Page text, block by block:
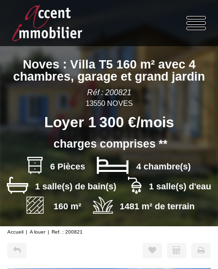
Noves : Villa T5 160 m² avec 4
chambres, garage et grand jardin
Réf : 200821
13550 NOVES
Loyer 1 300 €/mois
charges comprises **
6 Pièces 4 chambre(s)
1 salle(s) de bain(s) 1 salle(s) d'eau
160 m² 1481 m² de terrain
Accueil A louer Ref. : 200821